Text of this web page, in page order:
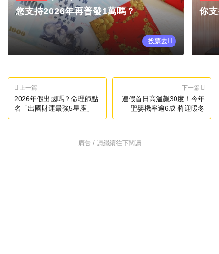
您支持2026年再普發1萬嗎？
投票去
你
上一篇
2026年假出國嗎？命理師點
名「出國財運最強5星座」
下一篇
連假首日高溫飆30度！今年
聖嬰機率逾6成 將迎暖冬
廣告 / 請繼續往下閱讀